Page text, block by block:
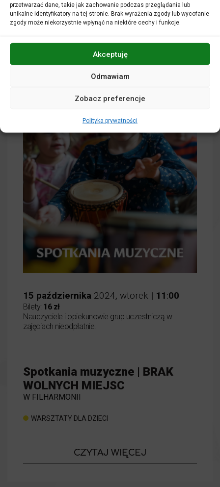
przetwarzać dane, takie jak zachowanie podczas przeglądania lub
unikalne identyfikatory na tej stronie. Brak wyrażenia zgody lub wycofanie
zgody może niekorzystnie wpłynąć na niektóre cechy i funkcje.
Akceptuję
Odmawiam
Zobacz preferencje
Polityka prywatności
15 października 2024, wtorek | 11:00
Bilety: 16 zł
Nauczyciele i opiekunowie grup uczestniczą w
zajęciach nieodpłatnie.
Spotkania muzyczne | BRAK
WOLNYCH MIEJSC
W FILHARMONII
WARSZTATY DLA DZIECI
CZYTAJ WIĘCEJ
Spotkania